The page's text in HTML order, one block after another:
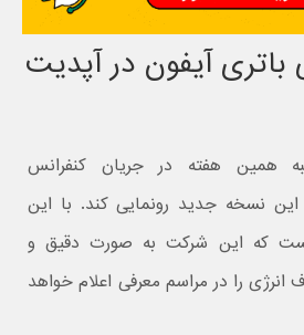
باتری آیفون در آپدیت
همین هفته در جریان کنفرانس
نسخه جدید رونمایی کند. با این
که این شرکت به صورت دقیق و
را در مراسم معرفی اعلام خواهد